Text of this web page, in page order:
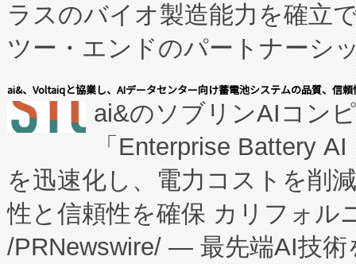
ラスのバイオ製造能力を確立
ツー・エンドのパートナーシ
表しました。 同社の実績ある
manufacturing™ (FCCM™) プ
たNeXは、バイオ医薬品製造
従来のフェッドバッチ施設の
に、患者やサプライチェーン
キー方式で拡張性が高く、持
ai&、Voltaiqと協業し、AIデータセンター向け蓄電池システムの品質、信
ai&のソブリンAIコン
「Enterprise Battery
を迅速化し、電力コストを削
性と信頼性を確保 カリフォル
/PRNewswire/ — 最先端AI技術